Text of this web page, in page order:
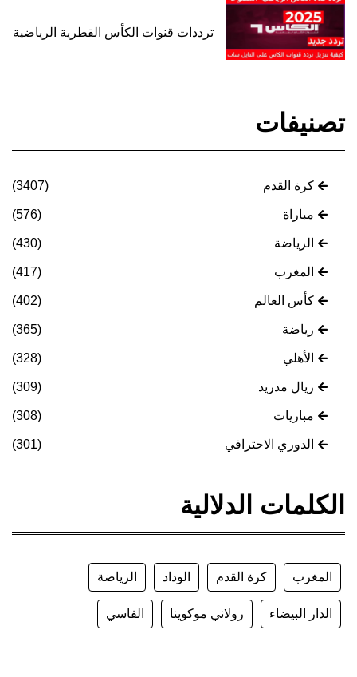
ترددات قنوات الكأس القطرية الرياضية
تصنيفات
كرة القدم (3407)
مباراة (576)
الرياضة (430)
المغرب (417)
كأس العالم (402)
رياضة (365)
الأهلي (328)
ريال مدريد (309)
مباريات (308)
الدوري الاحترافي (301)
الكلمات الدلالية
المغرب كرة القدم الوداد الرياضة
الدار البيضاء رولاني موكوينا الفاسي